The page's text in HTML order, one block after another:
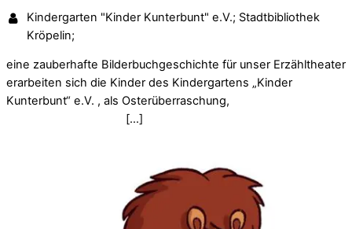
Kindergarten "Kinder Kunterbunt" e.V.; Stadtbibliothek
Kröpelin;
eine zauberhafte Bilderbuchgeschichte für unser Erzähltheater
erarbeiten sich die Kinder des Kindergartens „Kinder
Kunterbunt“ e.V. , als Osterüberraschung,
[…]